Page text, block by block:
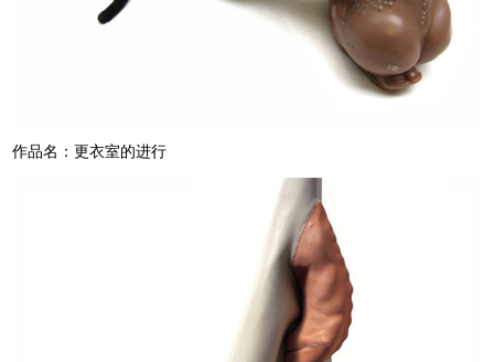
作品名：更衣室的进行